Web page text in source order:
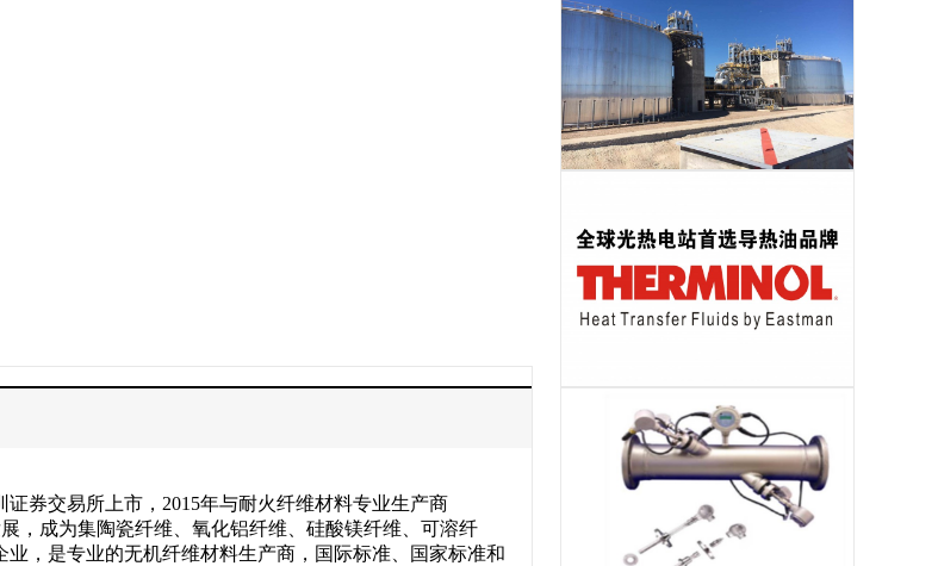
券交易所上市，2015年与耐火纤维材料专业生产商
，成为集陶瓷纤维、氧化铝纤维、硅酸镁纤维、可溶纤
，是专业的无机纤维材料生产商，国际标准、国家标准和